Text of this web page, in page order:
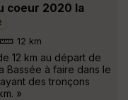
coeur 2020 la
12 km
12 km au départ de
Bassée à faire dans le
des tronçons
»